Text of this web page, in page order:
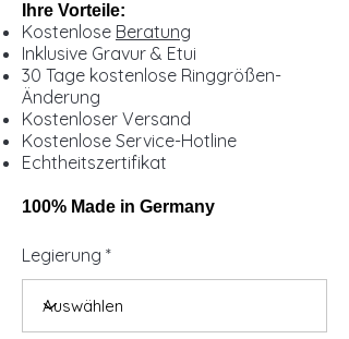
Ihre Vorteile:
Kostenlose Beratung
Inklusive Gravur & Etui
30 Tage kostenlose Ringgrößen-
Änderung
Kostenloser Versand
Kostenlose Service-Hotline
Echtheitszertifikat
100% Made in Germany
Legierung